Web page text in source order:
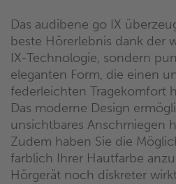
Das audibene go IX
beste Hörerlebnis dank der
IX-Technologie, sondern
eleganten Form, die einen
federleichten Tragekomfort
Das moderne Design
unsichtbares Anschmiegen
Zudem haben Sie die
farblich Ihrer Hautfarbe
Hörgerät noch diskreter